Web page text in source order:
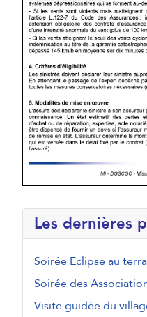
Les dernières
Soirée Eclipse au
Soirée des
Visite guidée du